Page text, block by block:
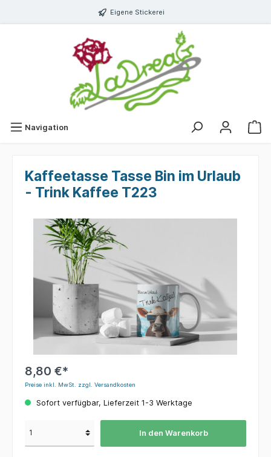
Eigene Stickerei
Navigation
Kaffeetasse Tasse Bin im Urlaub
- Trink Kaffee T223
8,80 €*
Preise inkl. MwSt. zzgl. Versandkosten
Sofort verfügbar, Lieferzeit 1-3 Werktage
In den Warenkorb